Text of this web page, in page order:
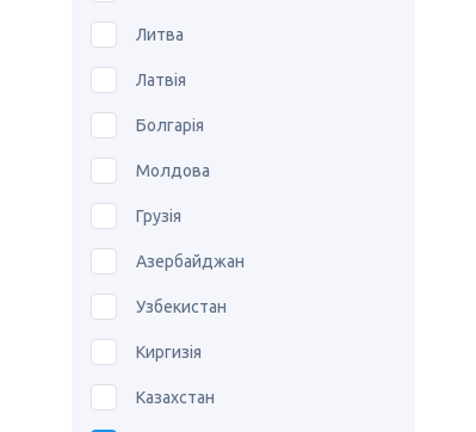
Литва
Латвія
Болгарія
Молдова
Грузія
Азербайджан
Узбекистан
Киргизія
Казахстан